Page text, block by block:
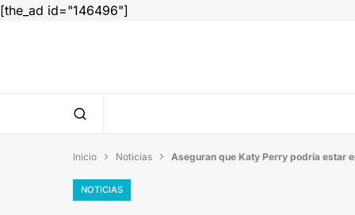
[the_ad id="146496"]
Inicio  Noticias  Aseguran que Katy Perry podría estar
NOTICIAS